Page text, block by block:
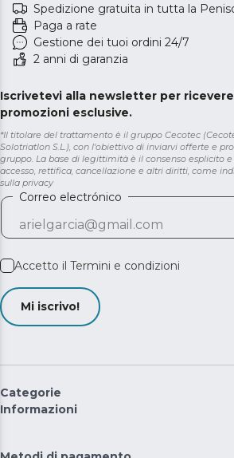
Spedizione gratuita in tutta la
Paga a rate
Gestione dei tuoi ordini 24/7
2 anni di garanzia
Iscrivetevi alla newsletter per
promozioni esclusive.
*Il titolare del trattamento è il gruppo Cecotec
Solotriatlon S.L.), con l'obiettivo di inviarvi offerte e
gruppo. La base di legittimità è il consenso esplicito
accesso, rettifica, cancellazione e altri diritti, come
sulla privacy
Correo electrónico
Accetto il Termini e condizioni
Mi iscrivo!
Categorie
Informazioni